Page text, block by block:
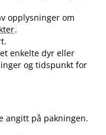
opplysninger om
.
enkelte dyr eller
og tidspunkt for
angitt på pakningen.